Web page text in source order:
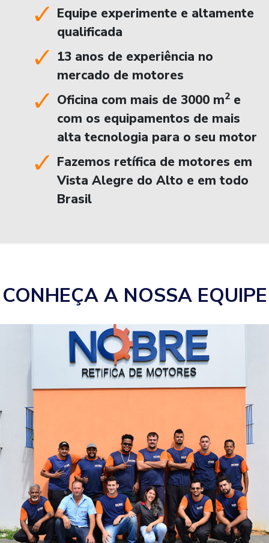
Equipe experimente e altamente
qualificada
13 anos de experiência no
mercado de motores
Oficina com mais de 3000 m2 e
com os equipamentos de mais
alta tecnologia para o seu motor
Fazemos retífica de motores em
Vista Alegre do Alto e em todo
Brasil
CONHEÇA A NOSSA EQUIPE